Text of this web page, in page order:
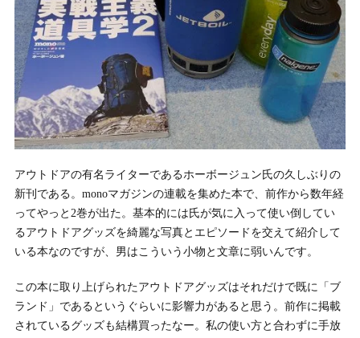
アウトドアの有名ライターであるホーボージュン氏の久しぶりの
新刊である。monoマガジンの連載を集めた本で、前作から数年経
ってやっと2巻が出た。基本的には氏が気に入って使い倒してい
るアウトドアグッズを綺麗な写真とエピソードを交えて紹介して
いる本なのですが、男はこういう小物と文章に弱いんです。
この本に取り上げられたアウトドアグッズはそれだけで既に「ブ
ランド」であるというぐらいに影響力があると思う。前作に掲載
されているグッズも結構買ったなー。私の使い方と合わずに手放